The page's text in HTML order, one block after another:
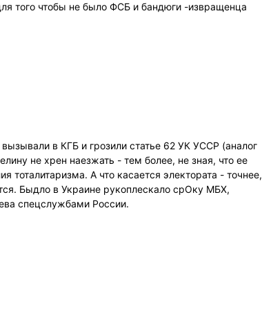
того чтобы не было ФСБ и бандюги -извращенца
в КГБ и грозили статье 62 УК УССР (аналог
не хрен наезжать - тем более, не зная, что ее
А что касается электората - точнее,
Быдло в Украине рукоплескало срОку МБХ,
спецслужбами России.